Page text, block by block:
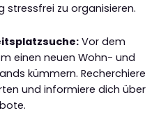
stressfrei zu organisieren.
Vor dem
einen neuen Wohn- und
kümmern. Recherchiere
und informiere dich über